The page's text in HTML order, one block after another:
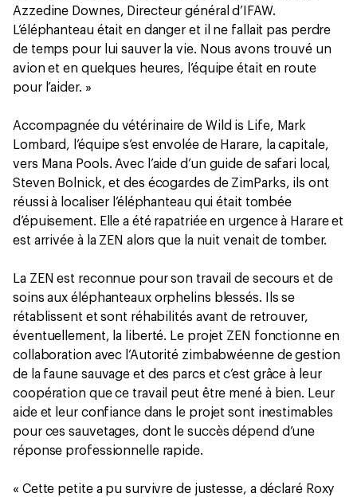
Azzedine Downes, Directeur général d’IFAW.
L’éléphanteau était en danger et il ne fallait pas perdre
de temps pour lui sauver la vie. Nous avons trouvé un
avion et en quelques heures, l’équipe était en route
pour l’aider. »
Accompagnée du vétérinaire de Wild is Life, Mark
Lombard, l’équipe s’est envolée de Harare, la capitale,
vers Mana Pools. Avec l’aide d’un guide de safari local,
Steven Bolnick, et des écogardes de ZimParks, ils ont
réussi à localiser l’éléphanteau qui était tombée
d’épuisement. Elle a été rapatriée en urgence à Harare et
est arrivée à la ZEN alors que la nuit venait de tomber.
La ZEN est reconnue pour son travail de secours et de
soins aux éléphanteaux orphelins blessés. Ils se
rétablissent et sont réhabilités avant de retrouver,
éventuellement, la liberté. Le projet ZEN fonctionne en
collaboration avec l’Autorité zimbabwéenne de gestion
de la faune sauvage et des parcs et c’est grâce à leur
coopération que ce travail peut être mené à bien. Leur
aide et leur confiance dans le projet sont inestimables
pour ces sauvetages, dont le succès dépend d’une
réponse professionnelle rapide.
« Cette petite a pu survivre de justesse, a déclaré Roxy